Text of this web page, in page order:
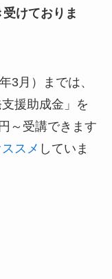
けておりま
3月）までは、
援助成金」を
～受講できます
スメ していま